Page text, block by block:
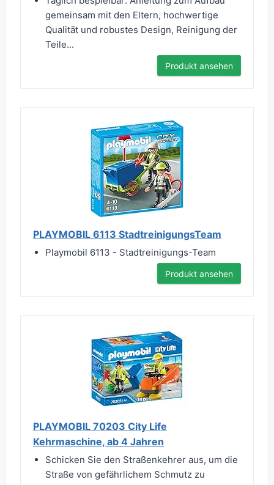
gemeinsam mit den Eltern, hochwertige
Qualität und robustes Design, Reinigung der
Teile...
Produkt ansehen
PLAYMOBIL 6113 StadtreinigungsTeam
Playmobil 6113 - Stadtreinigungs-Team
Produkt ansehen
PLAYMOBIL 70203 City Life
Kehrmaschine, ab 4 Jahren
Schicken Sie den Straßenkehrer aus, um die
Straße von gefährlichem Schmutz zu